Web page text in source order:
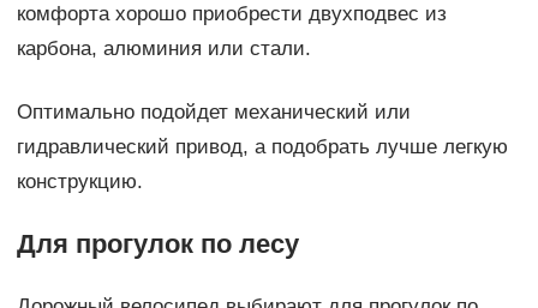
комфорта хорошо приобрести двухподвес из
карбона, алюминия или стали.
Оптимально подойдет механический или
гидравлический привод, а подобрать лучше легкую
конструкцию.
Для прогулок по лесу